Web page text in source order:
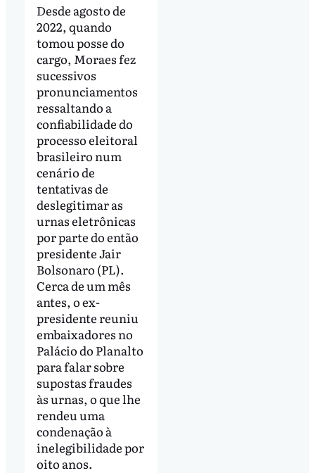
Desde agosto de
2022, quando
tomou posse do
cargo, Moraes fez
sucessivos
pronunciamentos
ressaltando a
confiabilidade do
processo eleitoral
brasileiro num
cenário de
tentativas de
deslegitimar as
urnas eletrônicas
por parte do então
presidente Jair
Bolsonaro (PL).
Cerca de um mês
antes, o ex-
presidente reuniu
embaixadores no
Palácio do Planalto
para falar sobre
supostas fraudes
às urnas, o que lhe
rendeu uma
condenação à
inelegibilidade por
oito anos.